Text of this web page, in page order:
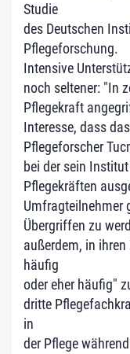
Studie
des Deutschen
Pflegeforschung.
Intensive
noch seltener: "In
Pflegekraft
Interesse, dass
Pflegeforscher
bei der sein
Pflegekräften
Umfragteilnehmer
Übergriffen zu
außerdem, in
häufig
oder eher häufig"
dritte
in
der Pflege